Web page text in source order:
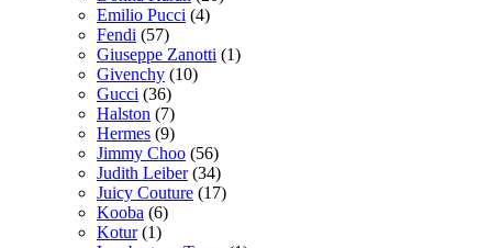
Emilio Pucci (4)
Fendi (57)
Giuseppe Zanotti (1)
Givenchy (10)
Gucci (36)
Halston (7)
Hermes (9)
Jimmy Choo (56)
Judith Leiber(34)
Juicy Couture (17)
Kooba (6)
Kotur(1)